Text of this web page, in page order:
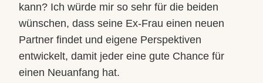
kann? Ich würde mir so sehr für die beiden
wünschen, dass seine Ex-Frau einen neuen
Partner findet und eigene Perspektiven
entwickelt, damit jeder eine gute Chance für
einen Neuanfang hat.